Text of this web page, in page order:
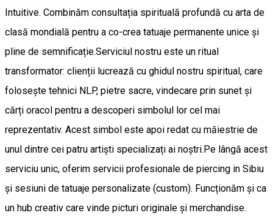
Intuitive. Combinăm consultația spirituală profundă cu arta de
clasă mondială pentru a co-crea tatuaje permanente unice și
pline de semnificație. ​Serviciul nostru este un ritual
transformator: clienții lucrează cu ghidul nostru spiritual, care
folosește tehnici NLP, pietre sacre, vindecare prin sunet și
cărți oracol pentru a descoperi simbolul lor cel mai
reprezentativ. Acest simbol este apoi redat cu măiestrie de
unul dintre cei patru artiști specializați ai noștri. ​Pe lângă acest
serviciu unic, oferim servicii profesionale de piercing in Sibiu
și sesiuni de tatuaje personalizate (custom). Funcționăm și ca
un hub creativ care vinde picturi originale și merchandise. ​